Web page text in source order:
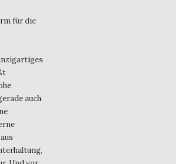
für die
auch